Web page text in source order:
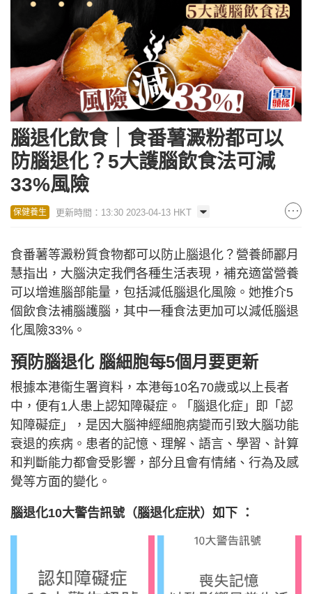
腦退化飲食｜食番薯澱粉都可以
防腦退化？5大護腦飲食法可減
33%風險
保健養生 更新時間：13:30 2023-04-13 HKT
食番薯等澱粉質食物都可以防止腦退化？營養師酈月
慧指出，大腦決定我們各種生活表現，補充適當營養
可以增進腦部能量，包括減低腦退化風險。她推介5
個飲食法補腦護腦，其中一種食法更加可以減低腦退
化風險33%。
預防腦退化 腦細胞每5個月要更新
根據本港衞生署資料，本港每10名70歲或以上長者
中，便有1人患上認知障礙症。「腦退化症」即「認
知障礙症」，是因大腦神經細胞病變而引致大腦功能
衰退的疾病。患者的記憶、理解、語言、學習、計算
和判斷能力都會受影響，部分且會有情緒、行為及感
覺等方面的變化。
腦退化10大警告訊號（腦退化症狀）如下 ：